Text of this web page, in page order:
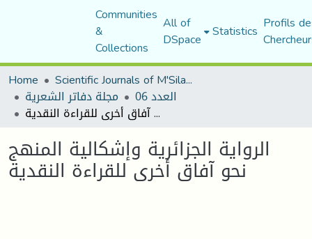
Communities
&
Collections
All of
DSpace Statistics Profils
Home
Scientific Journals of M'Sila University
مجلة دفاتر الشعرية العدد 06
الرواية الجزائرية وإشكالية المنهج نحو آفاق أخرى للقراءة النقدية
الرواية الجزائرية وإشكالية المنهج
نحو آفاق أخرى للقراءة النقدية